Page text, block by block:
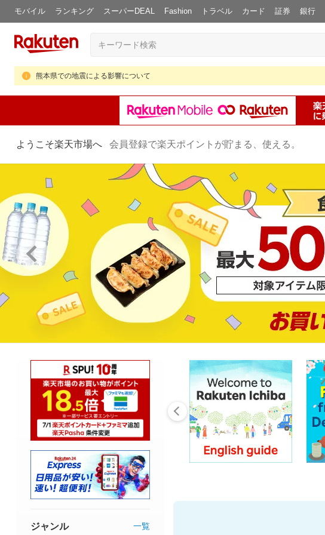
モバイル ランキング スーパーDEAL Fashion トラベル カード 証券 銀行
熊本県での地震による影響について
ようこそ楽天市場へ 会員登録で楽天ポイントが貯まる、使える。
ジャンル 一覧